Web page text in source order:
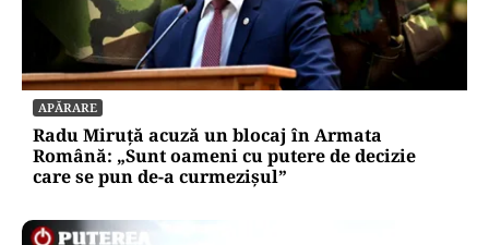
APĂRARE
Radu Miruță acuză un blocaj în Armata
Română: „Sunt oameni cu putere de decizie
care se pun de-a curmezișul”